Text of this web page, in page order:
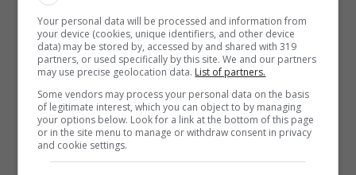
seconda
almeno 25 anni e copertura contributiva
ridotta per almeno 10 anni.
Infine c’è laterza, ovvero quella che riguarda
chi ha maturato 15 anni di contributi entro il
31 dicembre 1992. Sono compresi sotto
Your personal data will be processed and information from
your device (cookies, unique identifiers, and other device
data) may be stored by, accessed by and shared with 319
partners, or used specifically by this site. We and our partners
may use precise geolocation data. List of partners.
Some vendors may process your personal data on the basis
of legitimate interest, which you can object to by managing
your options below. Look for a link at the bottom of this page
or in the site menu to manage or withdraw consent in privacy
and cookie settings.